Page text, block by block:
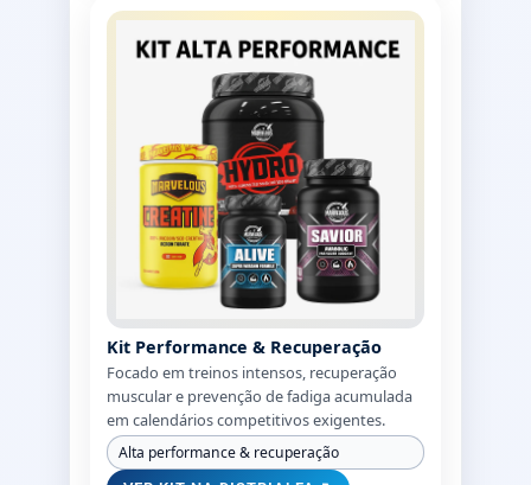
Kit Performance & Recuperação
Focado em treinos intensos, recuperação
muscular e prevenção de fadiga acumulada
em calendários competitivos exigentes.
Alta performance & recuperação